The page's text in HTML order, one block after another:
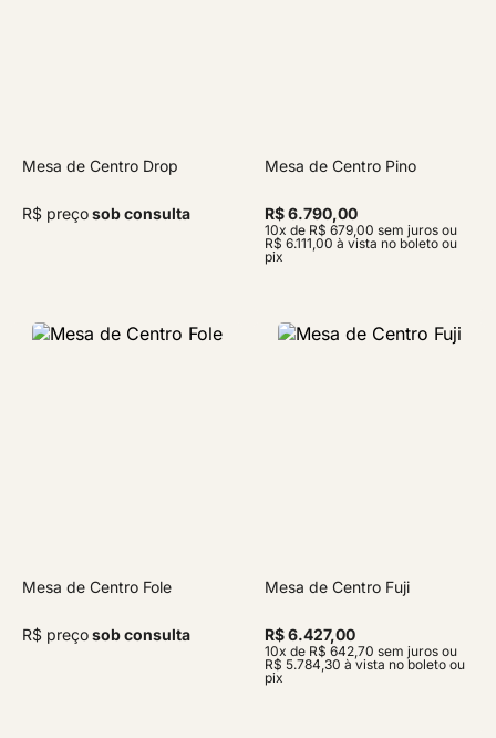
Mesa de Centro Drop
R$ preçosob consulta
Mesa de Centro Pino
R$ 6.790,00
10x de R$ 679,00 sem juros ou
R$ 6.111,00 à vista no boleto ou
pix
Mesa de Centro Fole
R$ preçosob consulta
Mesa de Centro Fuji
R$ 6.427,00
10x de R$ 642,70 sem juros ou
R$ 5.784,30 à vista no boleto ou
pix